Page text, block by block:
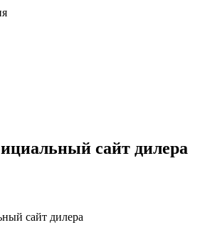
сайт дилера
сайт дилера